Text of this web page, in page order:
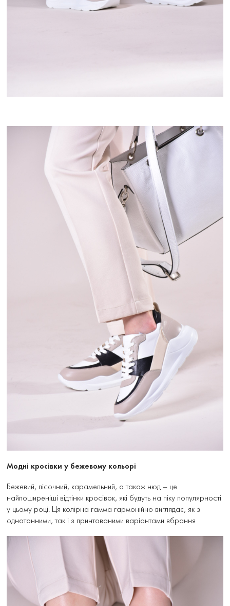
Модні кросівки у бежевому кольорі
Бежевий, пісочний, карамельний, а також нюд – це
найпоширеніші відтінки кросівок, які будуть на піку популярності
у цьому році. Ця колірна гамма гармонійно виглядає, як з
однотонними, так і з принтованими варіантами вбрання